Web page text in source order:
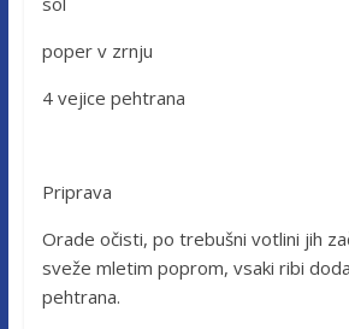
poper v zrnju
4 vejice pehtrana
Priprava
Orade očisti, po trebušni votlini jih
sveže mletim poprom, vsaki ribi
pehtrana.